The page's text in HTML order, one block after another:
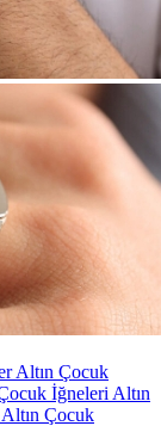
Altın Çocuk
İğneleri Altın
Altın Çocuk